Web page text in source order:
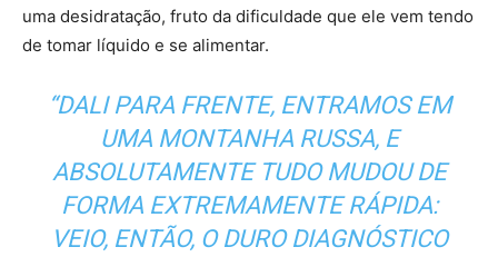
uma desidratação, fruto da dificuldade que ele vem tendo
de tomar líquido e se alimentar.
“DALI PARA FRENTE, ENTRAMOS EM
UMA MONTANHA RUSSA, E
ABSOLUTAMENTE TUDO MUDOU DE
FORMA EXTREMAMENTE RÁPIDA:
VEIO, ENTÃO, O DURO DIAGNÓSTICO